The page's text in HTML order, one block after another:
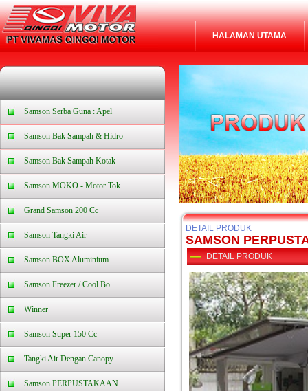
HALAMAN UTAMA
Samson Serba Guna : Apel
Samson Bak Sampah & Hidro
Samson Bak Sampah Kotak
Samson MOKO - Motor Tok
Grand Samson 200 Cc
Samson Tangki Air
Samson BOX Aluminium
Samson Freezer / Cool Bo
Winner
Samson Super 150 Cc
Tangki Air Dengan Canopy
Samson PERPUSTAKAAN
DETAIL PRODUK
SAMSON
DETAIL PRODUK